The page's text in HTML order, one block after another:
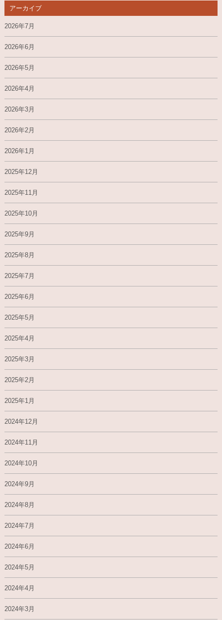
アーカイブ
2026年7月
2026年6月
2026年5月
2026年4月
2026年3月
2026年2月
2026年1月
2025年12月
2025年11月
2025年10月
2025年9月
2025年8月
2025年7月
2025年6月
2025年5月
2025年4月
2025年3月
2025年2月
2025年1月
2024年12月
2024年11月
2024年10月
2024年9月
2024年8月
2024年7月
2024年6月
2024年5月
2024年4月
2024年3月